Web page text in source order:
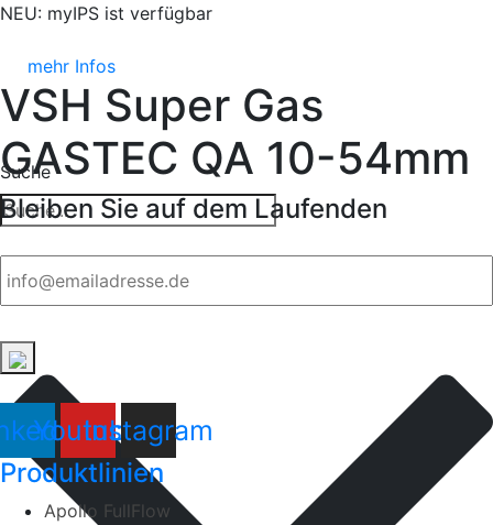
NEU: myIPS ist verfügbar
mehr Infos
Suche
VSH Super Gas
GASTEC QA 10-54mm
Bleiben Sie auf dem Laufenden
Email
Youtube
Instagram
Produktlinien
Apollo FullFlow